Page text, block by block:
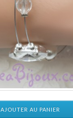
AJOUTER AU PANIER